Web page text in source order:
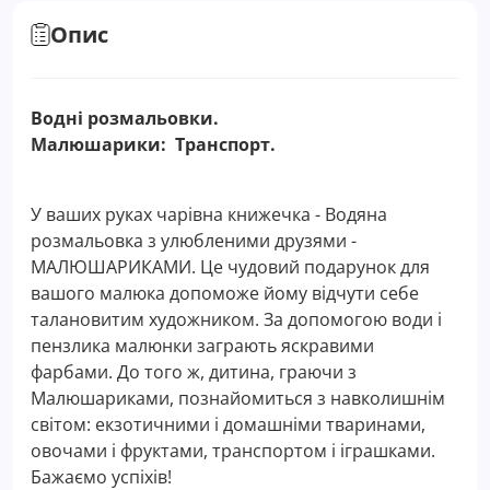
Опис
Водні розмальовки.
Малюшарики: Транспорт.
У ваших руках чарівна книжечка - Водяна
розмальовка з улюбленими друзями -
МАЛЮШАРИКАМИ. Це чудовий подарунок для
вашого малюка допоможе йому відчути себе
талановитим художником. За допомогою води і
пензлика малюнки заграють яскравими
фарбами. До того ж, дитина, граючи з
Малюшариками, познайомиться з навколишнім
світом: екзотичними і домашніми тваринами,
овочами і фруктами, транспортом і іграшками.
Бажаємо успіхів!